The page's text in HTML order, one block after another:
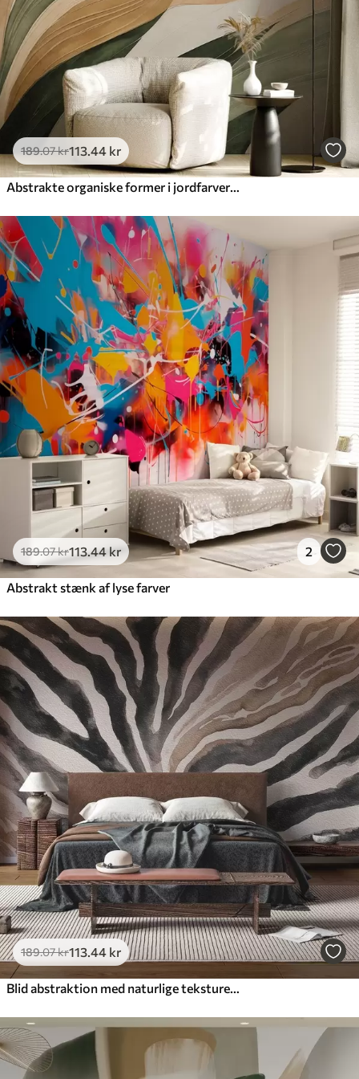
Premium vinyl
516.67310.00 kr/m²
Peel and Stick
666 .67400.00kr/m²
189.07kr113 .44 kr
189.07kr113.44 kr 2
Abstrakt stænk af lyse farver
189.07kr113 .44 kr